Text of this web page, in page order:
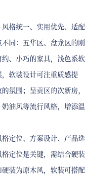
格统一、实用优先、适配
同：五华区、盘龙区的刚
、小巧的家具，浅色系软
软装设计可注重质感提
氛围；呈贡区的次新房，
油风等流行风格，增添温
定位、方案设计、产品选
定位是关键，需结合硬装
装为原木风，软装可搭配